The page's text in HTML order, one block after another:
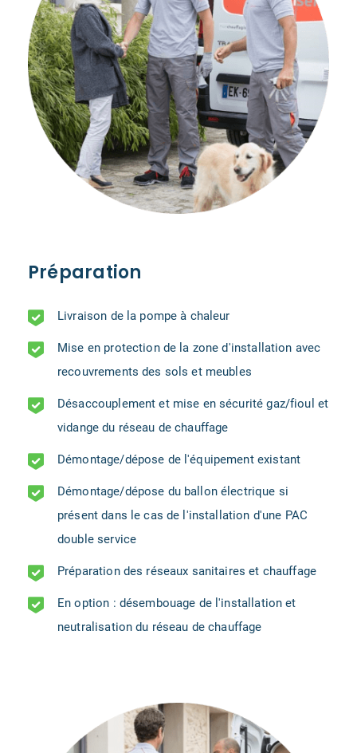
Préparation
Livraison de la pompe à chaleur
Mise en protection de la zone d'installation avec
recouvrements des sols et meubles
Désaccouplement et mise en sécurité gaz/fioul et
vidange du réseau de chauffage
Démontage/dépose de l'équipement existant
Démontage/dépose du ballon électrique si
présent dans le cas de l'installation d'une PAC
double service
Préparation des réseaux sanitaires et chauffage
En option : désembouage de l'installation et
neutralisation du réseau de chauffage